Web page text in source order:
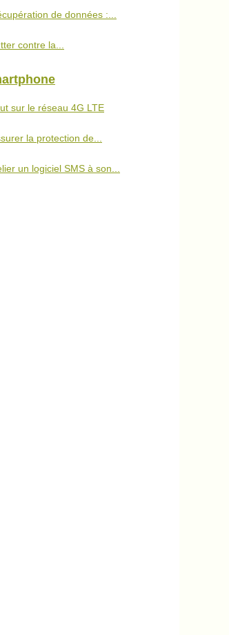
de données :...
contre la...
sur le réseau 4G LTE
la protection de...
un logiciel SMS à son...